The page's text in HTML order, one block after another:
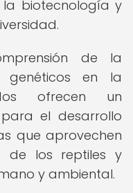
la biotecnología y
de la
genéticos en la
ofrecen un
el desarrollo
que aprovechen
de los reptiles y
y ambiental.